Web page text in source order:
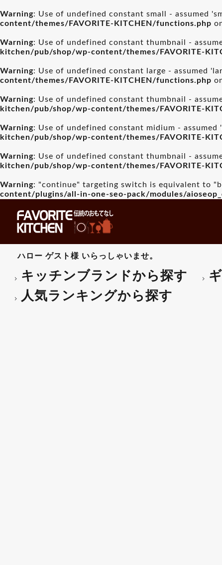
Warning: Use of undefined constant small - assumed
content/themes/FAVORITE-KITCHEN/functions.php
Warning: Use of undefined constant thumbnail -
kitchen/pub/shop/wp-content/themes/FAVORITE-
Warning: Use of undefined constant large - assumed
content/themes/FAVORITE-KITCHEN/functions.php
Warning: Use of undefined constant thumbnail -
kitchen/pub/shop/wp-content/themes/FAVORITE-
Warning: Use of undefined constant midium -
kitchen/pub/shop/wp-content/themes/FAVORITE-
Warning: Use of undefined constant thumbnail -
kitchen/pub/shop/wp-content/themes/FAVORITE-
Warning: "continue" targeting switch is equivalent to
content/plugins/all-in-one-seo-pack/modules/
ハロー ゲスト様 いらっしゃいませ。
キッチンブランドから探す
人気ランキングから探す
ティファール インテグ